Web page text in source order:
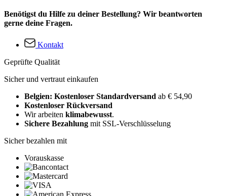
Benötigst du Hilfe zu deiner Bestellung? Wir beantworten
gerne deine Fragen.
Kontakt
Geprüfte Qualität
Sicher und vertraut einkaufen
Belgien: Kostenloser Standardversand ab € 54,90
Kostenloser Rückversand
Wir arbeiten klimabewusst.
Sichere Bezahlung mit SSL-Verschlüsselung
Sicher bezahlen mit
Vorauskasse